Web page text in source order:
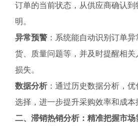
订单的当前状态，从供应商确认到
明。
异常预警 ：系统能自动识别订单
货、质量问题等，并及时提醒相
损失。
数据分析 ：通过历史数据分析，
选择，进一步提升采购效率和成本
二、滞销热销分析：精准把握市场